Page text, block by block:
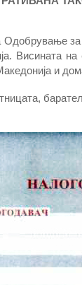
за
Висината
и